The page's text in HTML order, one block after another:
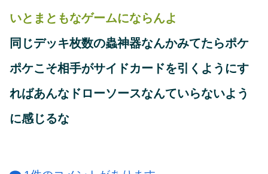
いとまともなゲームにならんよ
同じデッキ枚数の蟲神器なんかみてたらポケ
ポケこそ相手がサイドカードを引くようにす
ればあんなドローソースなんていらないよう
に感じるな